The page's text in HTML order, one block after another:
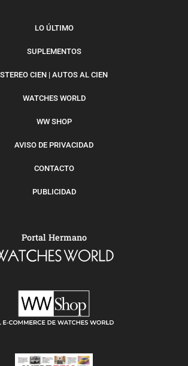
LO ÚLTIMO
SUPLEMENTOS
STEREO CIEN | AUTOS AL CIEN
WATCHES WORLD
WW SHOP
AVISO DE PRIVACIDAD
CONTACTO
PUBLICIDAD
Portal Hermano